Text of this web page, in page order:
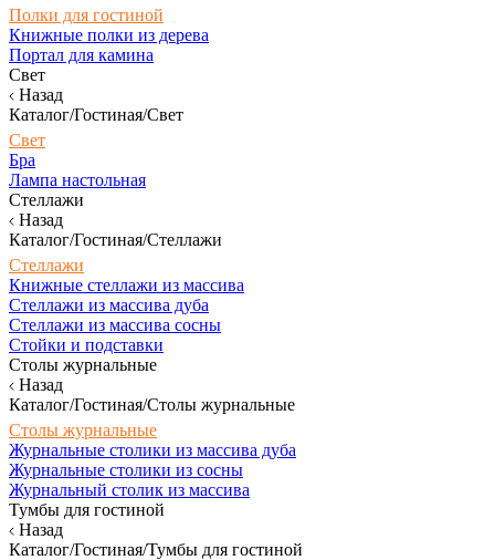
Полки для гостиной
Книжные полки из дерева
Портал для камина
Свет
Назад
Каталог/Гостиная/Свет
Свет
Бра
Лампа настольная
Стеллажи
Назад
Каталог/Гостиная/Стеллажи
Стеллажи
Книжные стеллажи из массива
Стеллажи из массива дуба
Стеллажи из массива сосны
Стойки и подставки
Столы журнальные
Назад
Каталог/Гостиная/Столы журнальные
Столы журнальные
Журнальные столики из массива дуба
Журнальные столики из сосны
Журнальный столик из массива
Тумбы для гостиной
Назад
Каталог/Гостиная/Тумбы для гостиной